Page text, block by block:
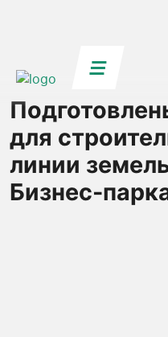
для
линии
Бизнес-